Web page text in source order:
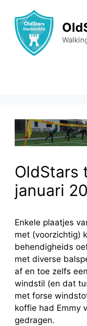
naar
inhoud
OldStars
januari
Enkele plaatjes
met (voorzichtig)
behendigheids
met diverse
af en toe zelfs
windstil (en dat
met forse
koffie had Emmy
gedragen.